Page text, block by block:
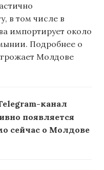
в том числе в
импортирует около
Подробнее о
Молдове
канал
появляется
сейчас о Молдове